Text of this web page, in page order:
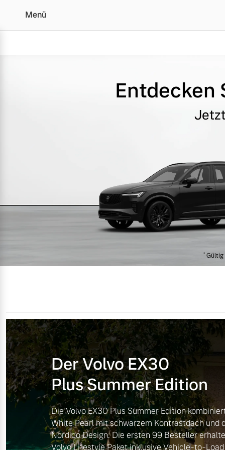
Menü
4 Modelle
Geschäftskunden
Editionsmodelle
Konnektivität
Angebot anfragen
Aktuelle Angebote
Geschäftskunden
Volvo Gebrauchtwagenbörse
Über uns
Unser Team
Kontakt und Anfahrt
Entdecken
*Gültig
Der Volvo EX30
Plus Summer Edition
Die Volvo EX30 Plus Summer Edition
White Pearl mit schwarzem Kontrastdach und
Nordico Design. Die ersten 99 Besteller
Volvo Lifestyle Paket inklusive Vehicle-to-